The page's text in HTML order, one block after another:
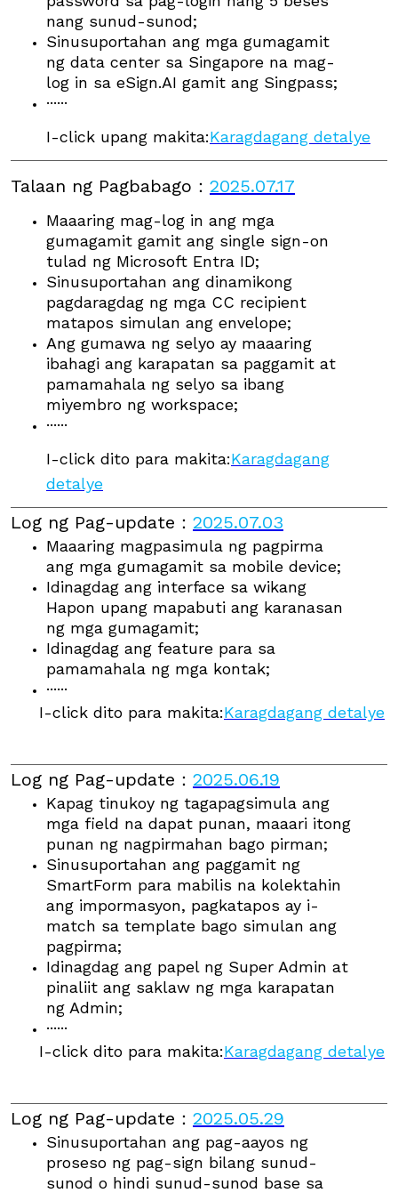
nang sunud-sunod;
Sinusuportahan ang mga gumagamit
ng data center sa Singapore na mag-
log in sa eSign.AI gamit ang Singpass;
······
I-click upang makita:Karagdagang detalye
Talaan ng Pagbabago ： 2025.07.17
Maaaring mag-log in ang mga
gumagamit gamit ang single sign-on
tulad ng Microsoft Entra ID;
Sinusuportahan ang dinamikong
pagdaragdag ng mga CC recipient
matapos simulan ang envelope;
Ang gumawa ng selyo ay maaaring
ibahagi ang karapatan sa paggamit at
pamamahala ng selyo sa ibang
miyembro ng workspace;
······
I-click dito para makita:Karagdagang
detalye
Log ng Pag-update ： 2025.07.03
Maaaring magpasimula ng pagpirma
ang mga gumagamit sa mobile device;
Idinagdag ang interface sa wikang
Hapon upang mapabuti ang karanasan
ng mga gumagamit;
Idinagdag ang feature para sa
pamamahala ng mga kontak;
······
I-click dito para makita:Karagdagang detalye
Log ng Pag-update ： 2025.06.19
Kapag tinukoy ng tagapagsimula ang
mga field na dapat punan, maaari itong
punan ng nagpirmahan bago pirman;
Sinusuportahan ang paggamit ng
SmartForm para mabilis na kolektahin
ang impormasyon, pagkatapos ay i-
match sa template bago simulan ang
pagpirma;
Idinagdag ang papel ng Super Admin at
pinaliit ang saklaw ng mga karapatan
ng Admin;
······
I-click dito para makita:Karagdagang detalye
Log ng Pag-update ： 2025.05.29
Sinusuportahan ang pag-aayos ng
proseso ng pag-sign bilang sunud-
sunod o hindi sunud-sunod base sa